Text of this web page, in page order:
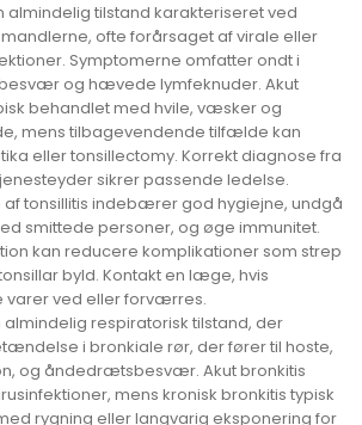
almindelig tilstand karakteriseret ved
ofte forårsaget af virale eller
Symptomerne omfatter ondt i
og hævede lymfeknuder. Akut
behandlet med hvile, væsker og
mens tilbagevendende tilfælde kan
eller tonsillectomy. Korrekt diagnose fra
sikrer passende ledelse.
af tonsillitis indebærer god hygiejne, undgå
smittede personer, og øge immunitet.
kan reducere komplikationer som strep
byld. Kontakt en læge, hvis
varer ved eller forværres.
almindelig respiratorisk tilstand, der
i bronkiale rør, der fører til hoste,
og åndedrætsbesvær. Akut bronkitis
mens kronisk bronkitis typisk
rygning eller langvarig eksponering for